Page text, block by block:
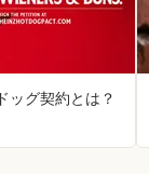
ッグ契約とは？